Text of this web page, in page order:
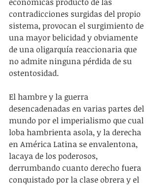
contradicciones surgidas del propio
sistema, provocan el surgimiento de
una mayor belicidad y obviamente
de una oligarquía reaccionaria que
no admite ninguna pérdida de su
ostentosidad.
El hambre y la guerra
desencadenadas en varias partes del
mundo por el imperialismo que cual
loba hambrienta asola, y la derecha
en América Latina se envalentona,
lacaya de los poderosos,
derrumbando cuanto derecho fuera
conquistado por la clase obrera y el